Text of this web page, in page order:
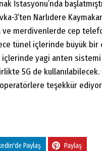
İstasyonu’nda
3’ten Narlıdere
merdivenlerde cep
tünel içlerinde büyük bir
yagi anten sistemi
5G de kullanılabilecek.
teşekkür
Paylaş Paylaş